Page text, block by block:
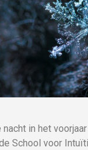
nacht in het
School voor